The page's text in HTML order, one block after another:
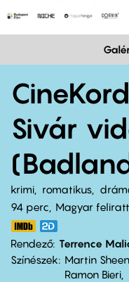
Sivár
krimi romatikus
94 perc,
Magyar
Rendező Terrence
Színészek
Martin Sheen
Ramon Bieri